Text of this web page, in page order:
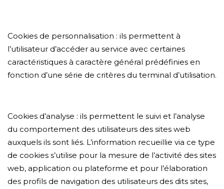
Cookies de personnalisation : ils permettent à
l’utilisateur d’accéder au service avec certaines
caractéristiques à caractère général prédéfinies en
fonction d’une série de critères du terminal d’utilisation.
Cookies d’analyse : ils permettent le suivi et l’analyse
du comportement des utilisateurs des sites web
auxquels ils sont liés. L’information recueillie via ce type
de cookies s’utilise pour la mesure de l’activité des sites
web, application ou plateforme et pour l’élaboration
des profils de navigation des utilisateurs des dits sites,